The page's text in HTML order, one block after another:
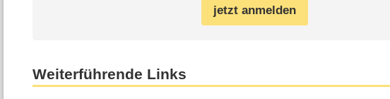
jetzt anmelden
Weiterführende Links